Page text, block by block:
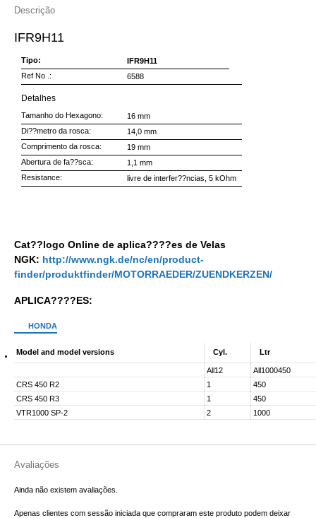
Descrição
IFR9H11
Tipo:
IFR9H11
Ref No .:
6588
Detalhes
Tamanho do Hexagono:
16 mm
Di??metro da rosca:
14,0 mm
Comprimento da rosca:
19 mm
Abertura de fa??sca:
1,1 mm
Resistance:
livre de interfer??ncias, 5 kOhm
Cat??logo Online de aplica????es de Velas
NGK: http://www.ngk.de/nc/en/product-
finder/produktfinder/MOTORRAEDER/ZUENDKERZEN/
APLICA????ES:
HONDA
Model and model versions Cyl. Ltr
All12
All1000450
CRS 450 R2
1
450
CRS 450 R3
1
450
VTR1000 SP-2
2 1000
Avaliações
Ainda não existem avaliações.
Apenas clientes com sessão iniciada que compraram este produto podem deixar